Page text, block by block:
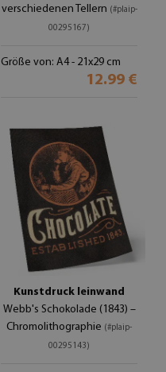
verschiedenen Tellern (#plaip-
00295167)
Größe von: A4 - 21x29 cm
12.99 €
Kunstdruck leinwand
Webb's Schokolade (1843) –
Chromolithographie (#plaip-
00295143)